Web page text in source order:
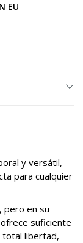
EU
y versátil,
para cualquier
pero en su
suficiente
total libertad,